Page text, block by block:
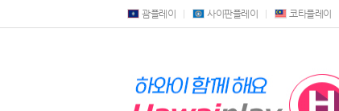
괌플레이 사이판플레이 코타플레이